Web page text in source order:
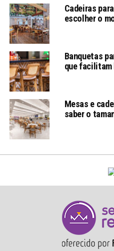
Cadeiras
escolher o
Banquetas
que facilitam
Mesas e
saber o